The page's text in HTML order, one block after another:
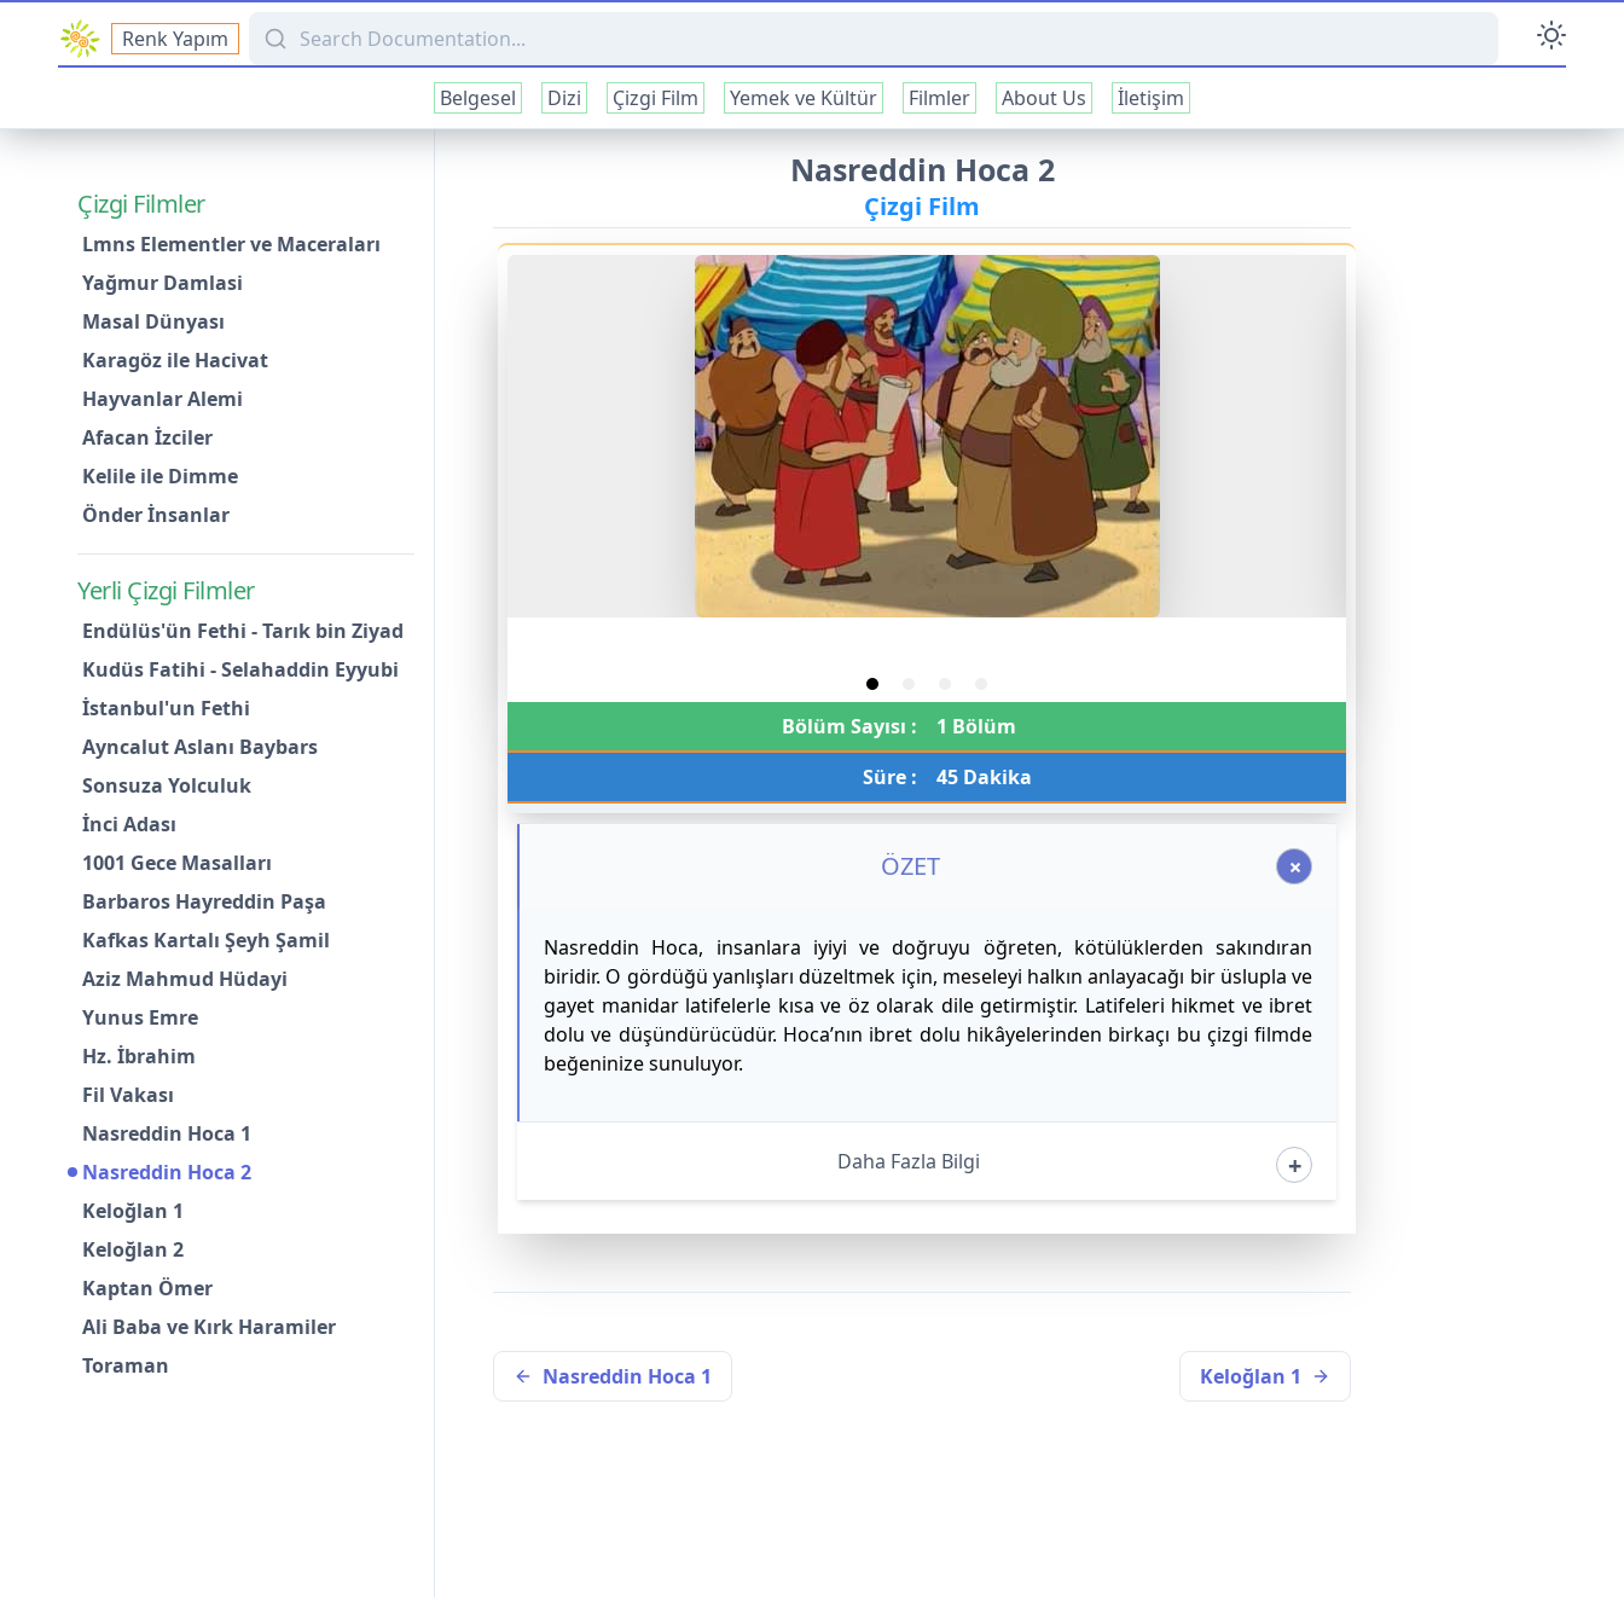
Renk Yapım Search Documentation
Belgesel Dizi Çizgi Film Yemek ve Kültür Filmler About Us İletişim
Çizgi Filmler
Lmns Elementler ve Maceraları
Yağmur Damlasi
Masal Dünyası
Karagöz ile Hacivat
Hayvanlar Alemi
Afacan İzciler
Kelile ile Dimme
Önder İnsanlar
Yerli Çizgi Filmler
Endülüs'ün Fethi - Tarık bin Ziyad
Kudüs Fatihi - Selahaddin Eyyubi
İstanbul'un Fethi
Ayncalut Aslanı Baybars
Sonsuza Yolculuk
İnci Adası
1001 Gece Masalları
Barbaros Hayreddin Paşa
Kafkas Kartalı Şeyh Şamil
Aziz Mahmud Hüdayi
Yunus Emre
Hz. İbrahim
Fil Vakası
Nasreddin Hoca 1
Nasreddin Hoca 2
Keloğlan 1
Keloğlan 2
Kaptan Ömer
Ali Baba ve Kırk Haramiler
Toraman
Nasreddin Hoca 2
Çizgi Film
Bölüm Sayısı :
1 Bölüm
Süre :
45 Dakika
ÖZET
Nasreddin Hoca, insanlara iyiyi ve doğruyu öğreten, kötülüklerden sakındıran
biridir. O gördüğü yanlışları düzeltmek için, meseleyi halkın anlayacağı bir üslupla ve
gayet manidar latifelerle kısa ve öz olarak dile getirmiştir. Latifeleri hikmet ve ibret
dolu ve düşündürücüdür. Hoca’nın ibret dolu hikâyelerinden birkaçı bu çizgi filmde
beğeninize sunuluyor.
Daha Fazla Bilgi
Nasreddin Hoca 1 Keloğlan 1